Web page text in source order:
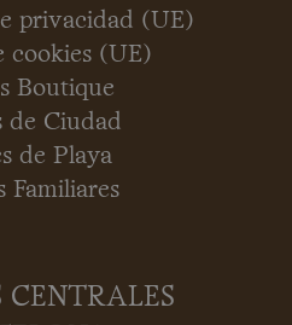
privacidad (UE)
cookies (UE)
Boutique
de Ciudad
de Playa
Familiares
CENTRALES